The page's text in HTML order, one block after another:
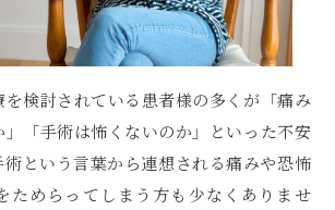
を検討されている患者様の多くが「痛み
」「手術は怖くないのか」といった不安
術という言葉から連想される痛みや恐怖
ためらってしまう方も少なくありませ